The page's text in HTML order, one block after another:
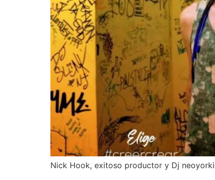
Nick Hook, exitoso productor y Dj